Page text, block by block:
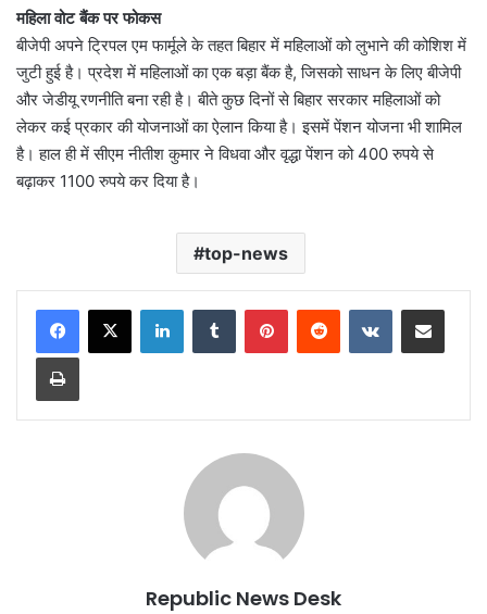
महिला वोट बैंक पर फोकस
बीजेपी अपने ट्रिपल एम फार्मूले के तहत बिहार में महिलाओं को लुभाने की कोशिश में
जुटी हुई है। प्रदेश में महिलाओं का एक बड़ा बैंक है, जिसको साधन के लिए बीजेपी
और जेडीयू रणनीति बना रही है। बीते कुछ दिनों से बिहार सरकार महिलाओं को
लेकर कई प्रकार की योजनाओं का ऐलान किया है। इसमें पेंशन योजना भी शामिल
है। हाल ही में सीएम नीतीश कुमार ने विधवा और वृद्धा पेंशन को 400 रुपये से
बढ़ाकर 1100 रुपये कर दिया है।
top-news
LinkedInTumblr PinterestReddit VKontakteShare via Email
Print
Republic News Desk